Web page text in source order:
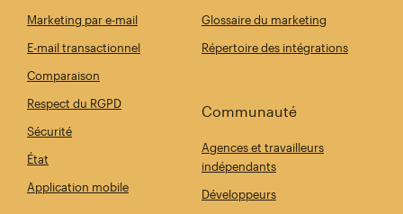
Marketing par e-mail
E-mail transactionnel
Comparaison
Respect du RGPD
Sécurité
État
Application mobile
Glossaire du marketing
Répertoire des intégrations
Communauté
Agences et travailleurs
indépendants
Développeurs